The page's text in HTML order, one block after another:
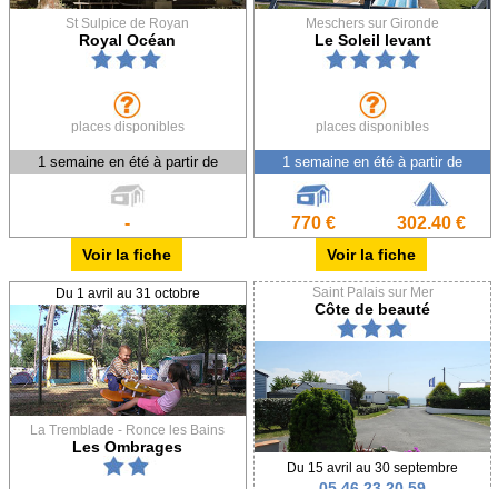
St Sulpice de Royan
Royal Océan
places disponibles
1 semaine en été à partir de
-
Voir la fiche
Meschers sur Gironde
Le Soleil levant
places disponibles
1 semaine en été à partir de
770 € 302.40 €
Voir la fiche
Du 1 avril au 31 octobre
La Tremblade - Ronce les Bains
Les Ombrages
Saint Palais sur Mer
Côte de beauté
Du 15 avril au 30 septembre